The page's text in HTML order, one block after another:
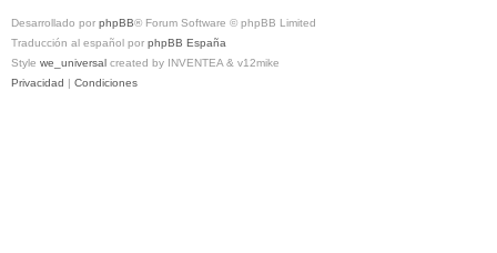
Desarrollado por phpBB® Forum Software © phpBB Limited
Traducción al español por phpBB España
Style we_universal created by INVENTEA & v12mike
Privacidad | Condiciones